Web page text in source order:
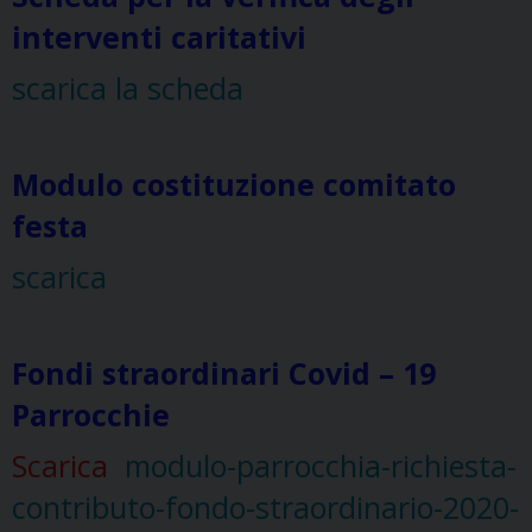
interventi caritativi
scarica la scheda
Modulo costituzione comitato
festa
scarica
Fondi straordinari Covid – 19
Parrocchie
Scarica modulo-parrocchia-richiesta-
contributo-fondo-straordinario-2020-